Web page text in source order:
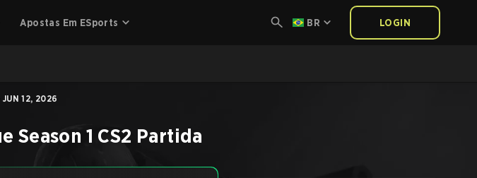
Apostas Em ESports BR LOGIN
12, 2026
Season 1 CS2 Partida